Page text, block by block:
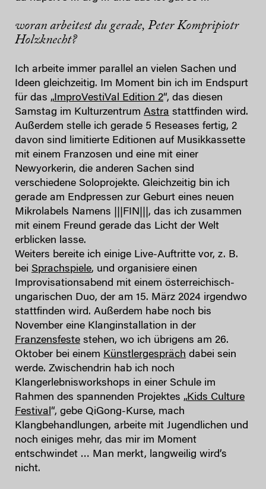
woran arbeitest du gerade, Peter Kompripiotr
Holzknecht?
Ich arbeite immer parallel an vielen Sachen und
Ideen gleichzeitig. Im Moment bin ich im Endspurt
für das „ImproVestiVal Edition 2“, das diesen
Samstag im Kulturzentrum Astra stattfinden wird.
Außerdem stelle ich gerade 5 Reseases fertig, 2
davon sind limitierte Editionen auf Musikkassette
mit einem Franzosen und eine mit einer
Newyorkerin, die anderen Sachen sind
verschiedene Soloprojekte. Gleichzeitig bin ich
gerade am Endpressen zur Geburt eines neuen
Mikrolabels Namens |||FIN|||, das ich zusammen
mit einem Freund gerade das Licht der Welt
erblicken lasse.
Weiters bereite ich einige Live-Auftritte vor, z. B.
bei Sprachspiele, und organisiere einen
Improvisationsabend mit einem österreichisch-
ungarischen Duo, der am 15. März 2024 irgendwo
stattfinden wird. Außerdem habe noch bis
November eine Klanginstallation in der
Franzensfeste stehen, wo ich übrigens am 26.
Oktober bei einem Künstlergespräch dabei sein
werde. Zwischendrin hab ich noch
Klangerlebnisworkshops in einer Schule im
Rahmen des spannenden Projektes „Kids Culture
Festival“, gebe QiGong-Kurse, mach
Klangbehandlungen, arbeite mit Jugendlichen und
noch einiges mehr, das mir im Moment
entschwindet … Man merkt, langweilig wird’s
nicht.